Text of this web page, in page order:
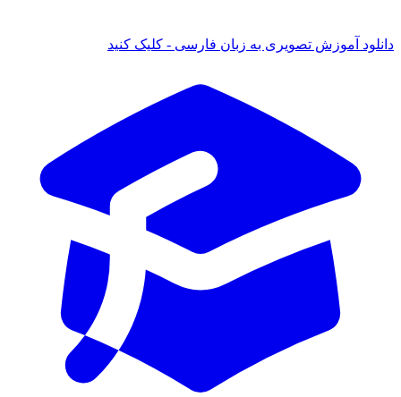
آموزش تصویری به زبان فارسی - کلیک کنید